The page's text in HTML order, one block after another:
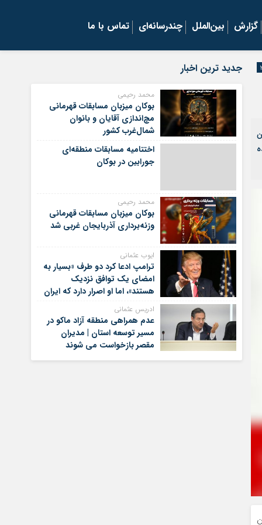
گزارش بین‌الملل چندرسانه‌ای تماس با ما
جدید ترین اخبار
محمد رحیمی
بوکان میزبان مسابقات قهرمانی
مچ‌اندازی آقایان و بانوان
شمال‌غرب کشور
اختتامیه مسابقات منطقه‌ای
جورابین در بوکان
محمد رحیمی
بوکان میزبان مسابقات قهرمانی
وزنه‌برداری آذربایجان غربی شد
ایوب عثمانی
ترامپ ادعا کرد دو طرف «بسیار به
امضای یک توافق نزدیک
هستند»، اما او اصرار دارد که ایران
برای کنار گذاشتن برنامه‌های
هسته‌ای خود گام‌های بیشتری
بردارد
ادریس عثمانی
عدم همراهی منطقه آزاد ماکو در
مسیر توسعه استان | مدیران
مقصر بازخواست می شوند